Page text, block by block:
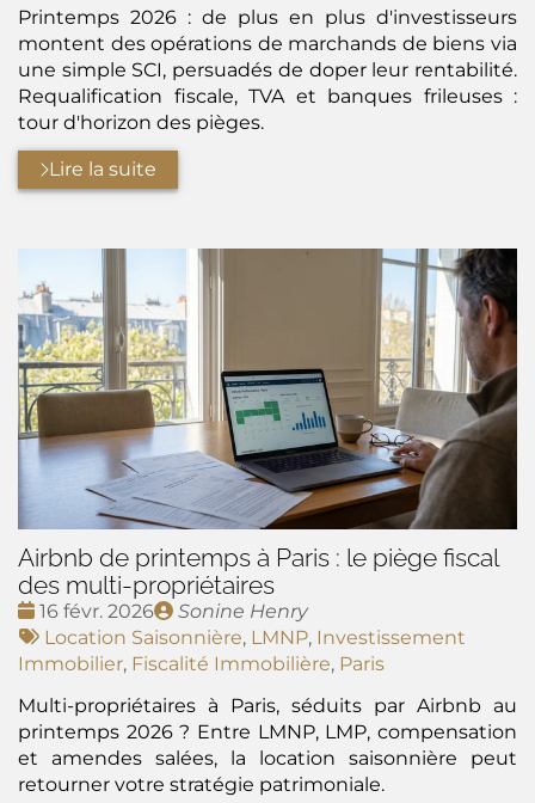
Printemps 2026 : de plus en plus d'investisseurs
montent des opérations de marchands de biens via
une simple SCI, persuadés de doper leur rentabilité.
Requalification fiscale, TVA et banques frileuses :
tour d'horizon des pièges.
Lire la suite
Airbnb de printemps à Paris : le piège fiscal
des multi-propriétaires
Date
:
16 févr. 2026
Publié
par
Sonine Henry
Tags
:
Location Saisonnière, LMNP, Investissement
Immobilier, Fiscalité Immobilière, Paris
Multi-propriétaires à Paris, séduits par Airbnb au
printemps 2026 ? Entre LMNP, LMP, compensation
et amendes salées, la location saisonnière peut
retourner votre stratégie patrimoniale.